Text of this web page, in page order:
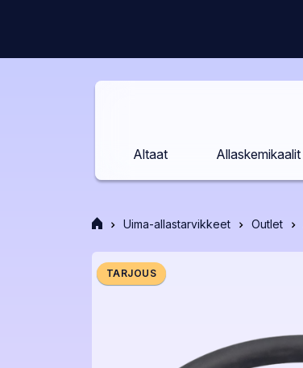
Altaat Allaskemikaalit
EtusivuUima-allastarvikkeet Outlet
TARJOUS